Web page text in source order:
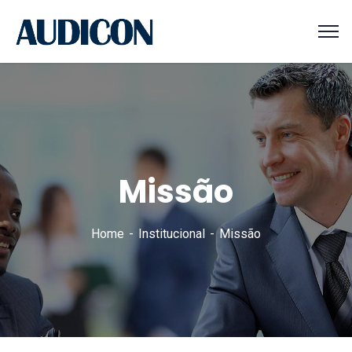
Missão
Home Institucional Missão